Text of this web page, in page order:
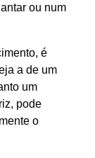
ou num
é
a de um
um
pode
o